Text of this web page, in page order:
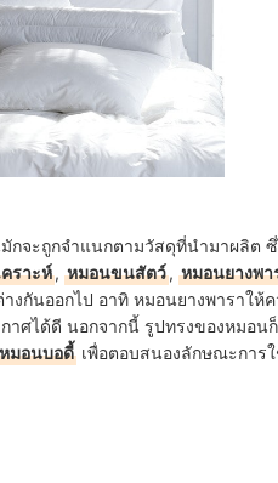
กจะถูกจำแนกตามวัสดุที่นำมาผลิต
ราะห์, หมอนขนสัตว์, หมอนยางพา
กันออกไป อาทิ หมอนยางพาราให้
าศได้ดี นอกจากนี้ รูปทรงของหมอน
หมอนบอดี้ เพื่อตอบสนองลักษณะการ